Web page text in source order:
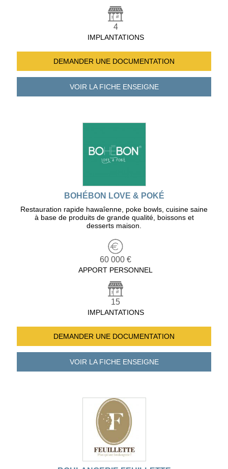
4
IMPLANTATIONS
DEMANDER UNE DOCUMENTATION
VOIR LA FICHEENSEIGNE
BOHÉBON LOVE & POKÉ
Restauration rapide hawaîenne, poke bowls, cuisine saine
à base de produits de grande qualité, boissons et
desserts maison.
60 000 €
APPORT PERSONNEL
15
IMPLANTATIONS
DEMANDER UNE DOCUMENTATION
VOIR LA FICHEENSEIGNE